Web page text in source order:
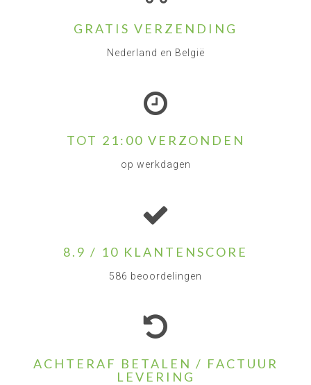
https://www.nautasecurity.com/product/NL/115/335/
GRATIS VERZENDING
Nederland en België
TOT 21:00 VERZONDEN
op werkdagen
8.9 / 10 KLANTENSCORE
586 beoordelingen
ACHTERAF BETALEN / FACTUUR
LEVERING